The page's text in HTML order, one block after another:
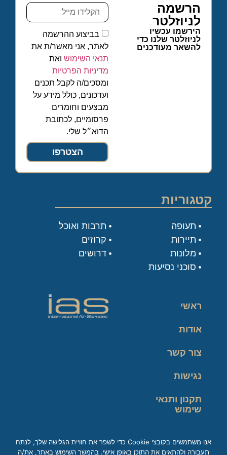
הרשמה
לניוזלטר
הירשמו עכשיו
לניוזלטר שלנו כדי
להשאר מעודכנים
בביצוע ההרשמה
לאתר, אני מאשר/ת את
תנאי השימוש ואת
מדיניות הפרטיות
ומסכים/ה לקבל תכנים
ועדכונים, כולל מידע על
מבצעים וחומרים
פרסומיים, לכתובת
הדוא״ל שלי.
הצטרפו
קטגוריות
תעופה
תיירות
מלונות
סוכני נסיעות
תרבות ואוכל
קרוזים
דרושים
ראשי
אודות
צור קשר
נגישות
תקנון ותנאי
שימוש
אנו משתמשים בקובצי Cookie כדי לשפר את חוויית הגלישה שלך, לנתח
תעבורה ולהתאים את התוכן באופן אישי. בהמשך השימוש באתר, את/ה